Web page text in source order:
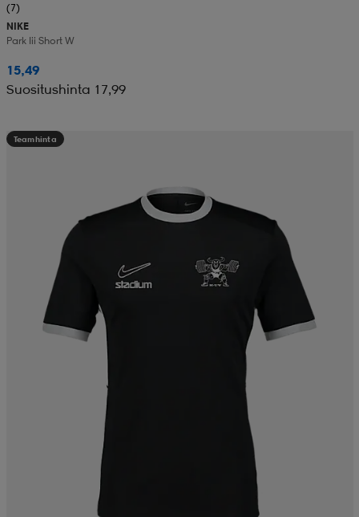
(7)
NIKE
Park Iii Short W
15,49
Suositushinta 17,99
Teamhinta